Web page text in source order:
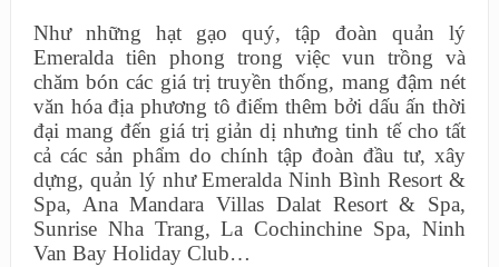
Như những hạt gạo quý, tập đoàn quản lý
Emeralda tiên phong trong việc vun trồng và
chăm bón các giá trị truyền thống, mang đậm nét
văn hóa địa phương tô điểm thêm bởi dấu ấn thời
đại mang đến giá trị giản dị nhưng tinh tế cho tất
cả các sản phẩm do chính tập đoàn đầu tư, xây
dựng, quản lý như Emeralda Ninh Bình Resort &
Spa, Ana Mandara Villas Dalat Resort & Spa,
Sunrise Nha Trang, La Cochinchine Spa, Ninh
Van Bay Holiday Club…